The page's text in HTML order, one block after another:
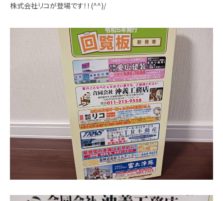
株式会社リコが登場です！！(^^)/